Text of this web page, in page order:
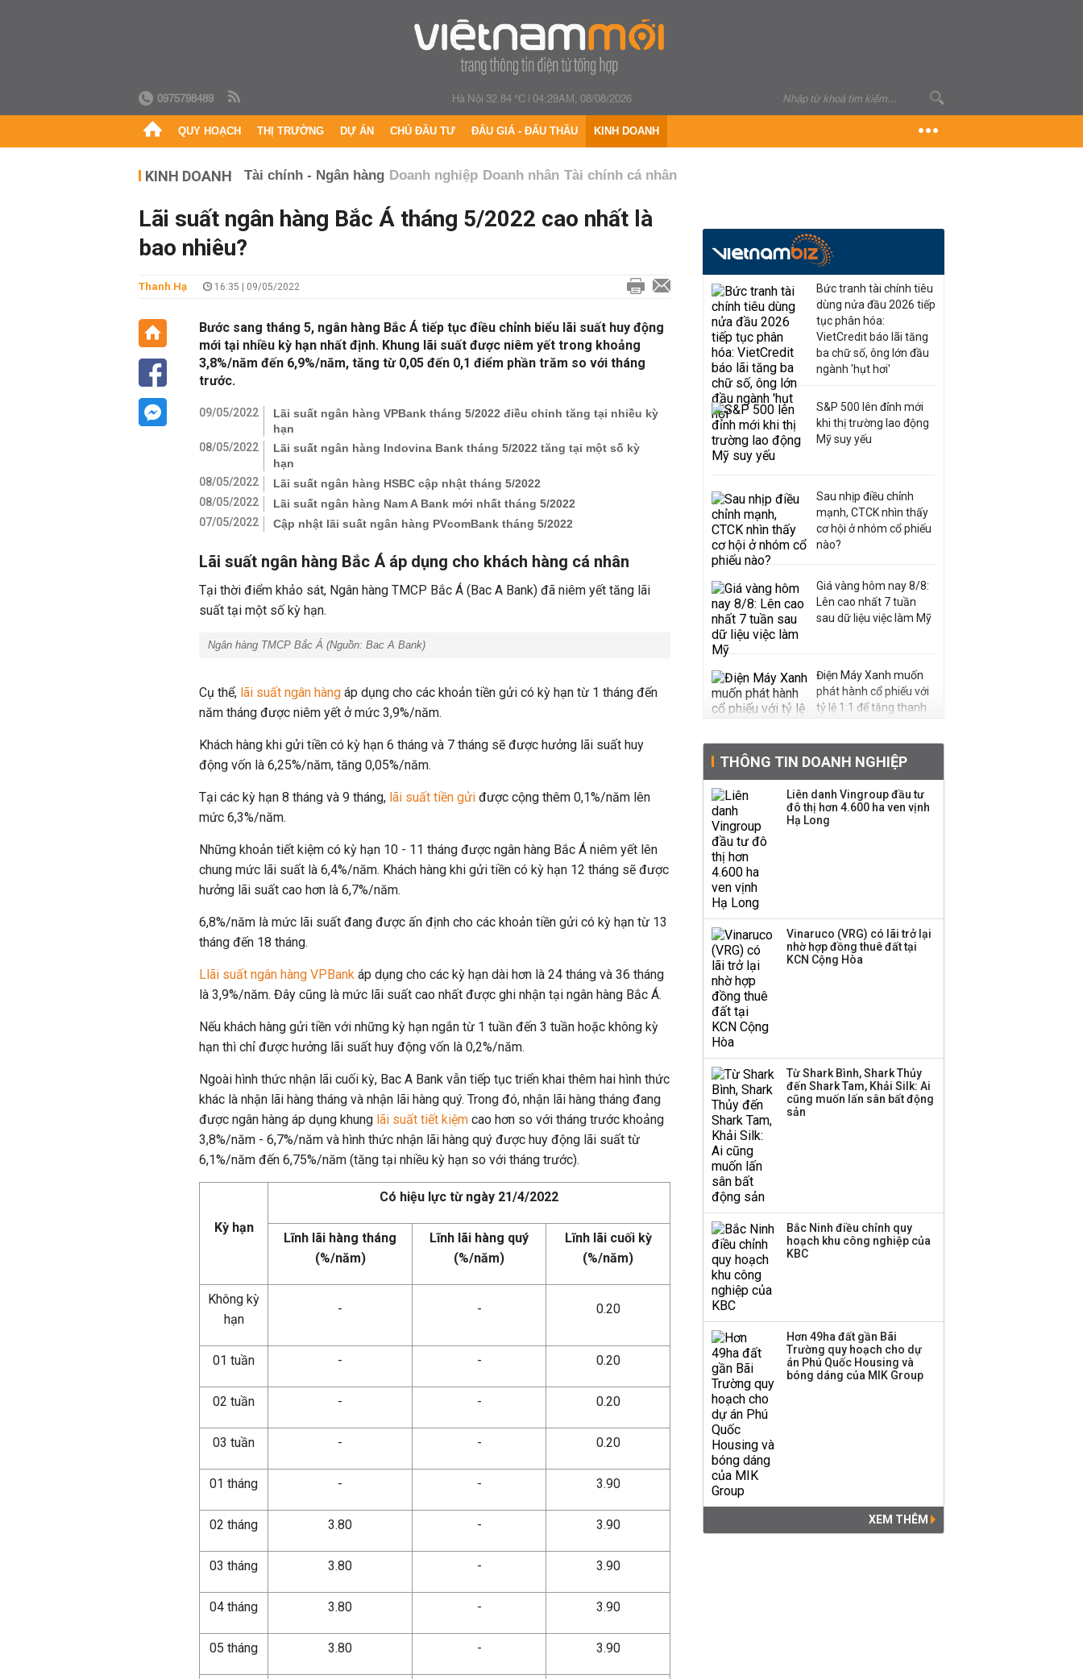
0975798489 Hà Nội 32.84 °C|04:29AM, 08/08/2026
QUY HOẠCH THỊ TRƯỜNG DỰ ÁN CHỦ ĐẦU TƯ ĐẤU GIÁ - ĐẤU THẦU KINH DOANH
KINH DOANH Tài chính - Ngân hàng Doanh nghiệp Doanh nhân Tài chính cá nhân
Lãi suất ngân hàng Bắc Á tháng 5/2022 cao nhất là
bao nhiêu?
Thanh Hạ 16:35 | 09/05/2022
Bước sang tháng 5, ngân hàng Bắc Á tiếp tục điều chỉnh biểu lãi suất huy động
mới tại nhiều kỳ hạn nhất định. Khung lãi suất được niêm yết trong khoảng
3,8%/năm đến 6,9%/năm, tăng từ 0,05 đến 0,1 điểm phần trăm so với tháng
trước.
09/05/2022
Lãi suất ngân hàng VPBank tháng 5/2022 điều chỉnh tăng tại nhiều kỳ
hạn
08/05/2022
Lãi suất ngân hàng Indovina Bank tháng 5/2022 tăng tại một số kỳ
hạn
08/05/2022
Lãi suất ngân hàng HSBC cập nhật tháng 5/2022
08/05/2022
Lãi suất ngân hàng Nam A Bank mới nhất tháng 5/2022
07/05/2022
Cập nhật lãi suất ngân hàng PVcomBank tháng 5/2022
Lãi suất ngân hàng Bắc Á áp dụng cho khách hàng cá nhân
Tại thời điểm khảo sát, Ngân hàng TMCP Bắc Á (Bac A Bank) đã niêm yết tăng lãi
suất tại một số kỳ hạn.
Ngân hàng TMCP Bắc Á (Nguồn: Bac A Bank)
Cụ thể, lãi suất ngân hàng áp dụng cho các khoản tiền gửi có kỳ hạn từ 1 tháng đến
năm tháng được niêm yết ở mức 3,9%/năm.
Khách hàng khi gửi tiền có kỳ hạn 6 tháng và 7 tháng sẽ được hưởng lãi suất huy
động vốn là 6,25%/năm, tăng 0,05%/năm.
Tại các kỳ hạn 8 tháng và 9 tháng, lãi suất tiền gửi được cộng thêm 0,1%/năm lên
mức 6,3%/năm.
Những khoản tiết kiệm có kỳ hạn 10 - 11 tháng được ngân hàng Bắc Á niêm yết lên
chung mức lãi suất là 6,4%/năm. Khách hàng khi gửi tiền có kỳ hạn 12 tháng sẽ được
hưởng lãi suất cao hơn là 6,7%/năm.
6,8%/năm là mức lãi suất đang được ấn định cho các khoản tiền gửi có kỳ hạn từ 13
tháng đến 18 tháng.
Llãi suất ngân hàng VPBank áp dụng cho các kỳ hạn dài hơn là 24 tháng và 36 tháng
là 3,9%/năm. Đây cũng là mức lãi suất cao nhất được ghi nhận tại ngân hàng Bắc Á.
Nếu khách hàng gửi tiền với những kỳ hạn ngắn từ 1 tuần đến 3 tuần hoặc không kỳ
hạn thì chỉ được hưởng lãi suất huy động vốn là 0,2%/năm.
Ngoài hình thức nhận lãi cuối kỳ, Bac A Bank vẫn tiếp tục triển khai thêm hai hình thức
khác là nhận lãi hàng tháng và nhận lãi hàng quý. Trong đó, nhận lãi hàng tháng đang
được ngân hàng áp dụng khung lãi suất tiết kiệm cao hơn so với tháng trước khoảng
3,8%/năm - 6,7%/năm và hình thức nhận lãi hàng quý được huy động lãi suất từ
6,1%/năm đến 6,75%/năm (tăng tại nhiều kỳ hạn so với tháng trước).
Kỳ hạn
Có hiệu lực từ ngày 21/4/2022
Lĩnh lãi hàng tháng
(%/năm)
Lĩnh lãi hàng quý
(%/năm)
Lĩnh lãi cuối kỳ
(%/năm)
Không kỳ
hạn
- - 0.20
01 tuần - - 0.20
02 tuần - - 0.20
03 tuần - - 0.20
01 tháng - - 3.90
02 tháng 3.80 - 3.90
03 tháng 3.80 - 3.90
04 tháng 3.80 - 3.90
05 tháng 3.80 - 3.90
Bức tranh tài chính tiêu
dùng nửa đầu 2026 tiếp
tục phân hóa:
VietCredit báo lãi tăng
ba chữ số, ông lớn đầu
ngành 'hụt hơi'
S&P 500 lên đỉnh mới
khi thị trường lao động
Mỹ suy yếu
Sau nhịp điều chỉnh
mạnh, CTCK nhìn thấy
cơ hội ở nhóm cổ phiếu
nào?
Giá vàng hôm nay 8/8:
Lên cao nhất 7 tuần
sau dữ liệu việc làm Mỹ
Điện Máy Xanh muốn
phát hành cổ phiếu với
tỷ lệ 1:1 để tăng thanh
Quy hoạch 4 khu lấn
biển ở Phú Quốc
hàng
Dự án Sheraton Phú
Huấn Hoa Hồng bỗng
dưng ‘biến mất’, một
công ty khác đã giải thể
THÔNG TIN DOANH NGHIỆP
Liên danh Vingroup đầu tư
đô thị hơn 4.600 ha ven vịnh
Hạ Long
Vinaruco (VRG) có lãi trở lại
nhờ hợp đồng thuê đất tại
KCN Cộng Hòa
Từ Shark Bình, Shark Thủy
đến Shark Tam, Khải Silk: Ai
cũng muốn lấn sân bất động
sản
Bắc Ninh điều chỉnh quy
hoạch khu công nghiệp của
KBC
Hơn 49ha đất gần Bãi
Trường quy hoạch cho dự
án Phú Quốc Housing và
bóng dáng của MIK Group
XEM THÊM